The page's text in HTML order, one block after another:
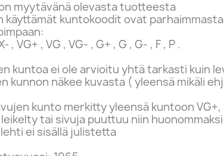
myytävänä olevasta tuotteesta
käyttämät kuntokoodit ovat parhaimmasta
, VG+ , VG , VG- , G+ , G , G- , F , P .
kuntoa ei ole arvioitu yhtä tarkasti kuin
kunnon näkee kuvasta ( yleensä mikäli
kunto merkitty yleensä kuntoon VG+,
leikelty tai sivuja puuttuu niin huonommaksi
ei sisällä julistetta